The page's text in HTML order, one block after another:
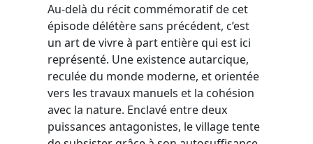
Au-delà du récit commémoratif de cet
épisode délétère sans précédent, c’est
un art de vivre à part entière qui est ici
représenté. Une existence autarcique,
reculée du monde moderne, et orientée
vers les travaux manuels et la cohésion
avec la nature. Enclavé entre deux
puissances antagonistes, le village tente